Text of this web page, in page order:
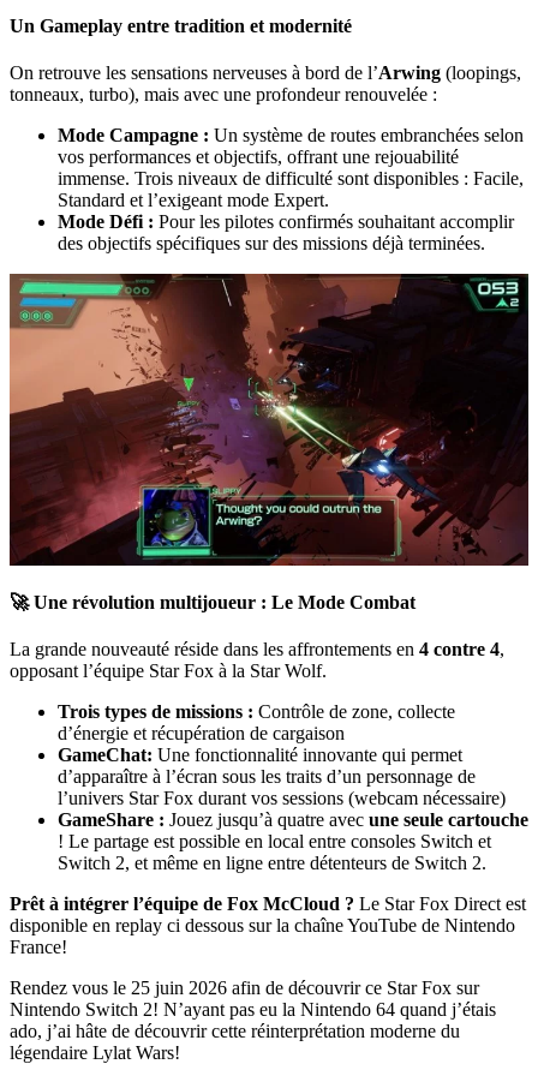
Un Gameplay entre tradition et modernité
On retrouve les sensations nerveuses à bord de l’Arwing (loopings,
tonneaux, turbo), mais avec une profondeur renouvelée :
Mode Campagne : Un système de routes embranchées selon
vos performances et objectifs, offrant une rejouabilité
immense. Trois niveaux de difficulté sont disponibles : Facile,
Standard et l’exigeant mode Expert.
Mode Défi : Pour les pilotes confirmés souhaitant accomplir
des objectifs spécifiques sur des missions déjà terminées.
🚀 Une révolution multijoueur : Le Mode Combat
La grande nouveauté réside dans les affrontements en 4 contre 4,
opposant l’équipe Star Fox à la Star Wolf.
Trois types de missions : Contrôle de zone, collecte
d’énergie et récupération de cargaison
GameChat: Une fonctionnalité innovante qui permet
d’apparaître à l’écran sous les traits d’un personnage de
l’univers Star Fox durant vos sessions (webcam nécessaire)
GameShare : Jouez jusqu’à quatre avec une seule cartouche
! Le partage est possible en local entre consoles Switch et
Switch 2, et même en ligne entre détenteurs de Switch 2.
Prêt à intégrer l’équipe de Fox McCloud ? Le Star Fox Direct est
disponible en replay ci dessous sur la chaîne YouTube de Nintendo
France!
Rendez vous le 25 juin 2026 afin de découvrir ce Star Fox sur
Nintendo Switch 2! N’ayant pas eu la Nintendo 64 quand j’étais
ado, j’ai hâte de découvrir cette réinterprétation moderne du
légendaire Lylat Wars!